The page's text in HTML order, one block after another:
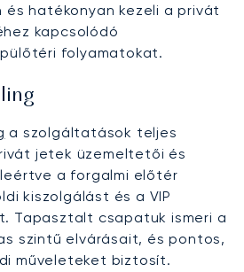
hatékonyan kezeli a privát
kapcsolódó
folyamatokat.
a szolgáltatások teljes
jetek üzemeltetői és
a forgalmi előtér
kiszolgálást és a VIP
Tapasztalt csapatuk ismeri a
szintű elvárásait, és pontos,
műveleteket biztosít.